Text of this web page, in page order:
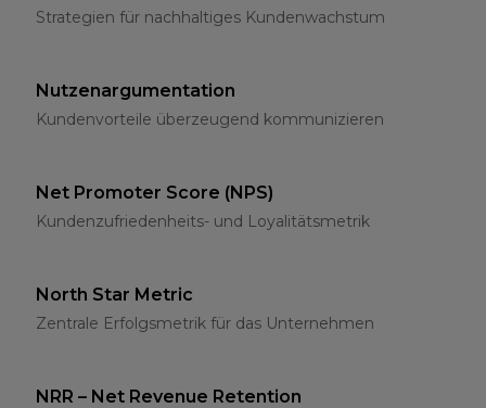
Strategien für nachhaltiges Kundenwachstum
Nutzenargumentation
Kundenvorteile überzeugend kommunizieren
Net Promoter Score (NPS)
Kundenzufriedenheits- und Loyalitätsmetrik
North Star Metric
Zentrale Erfolgsmetrik für das Unternehmen
NRR – Net Revenue Retention